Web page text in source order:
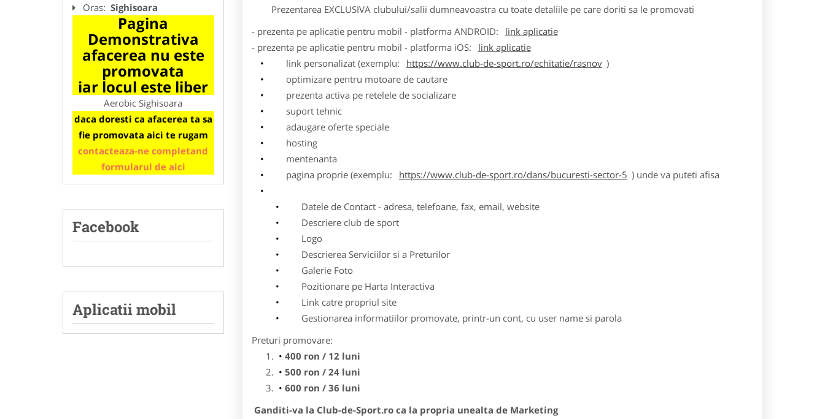
Oras: Sighisoara
Pagina
Demonstrativa
afacerea nu este
promovata
iar locul este liber
Aerobic Sighisoara
daca doresti ca afacerea ta sa
fie promovata aici te rugam
contacteaza-ne completand
formularul de aici
Facebook
Aplicatii mobil
Prezentarea EXCLUSIVA clubului/salii dumneavoastra cu toate detaliile pe care doriti sa le promovati
- prezenta pe aplicatie pentru mobil - platforma ANDROID:
link aplicatie
- prezenta pe aplicatie pentru mobil - platforma iOS:
link aplicatie
link personalizat (exemplu:
https://www.club-de-sport.ro/echitatie/rasnov )
optimizare pentru motoare de cautare
prezenta activa pe retelele de socializare
suport tehnic
adaugare oferte speciale
hosting
mentenanta
pagina proprie (exemplu:
https://www.club-de-sport.ro/dans/bucuresti-sector-5 ) unde va puteti afisa
Datele de Contact - adresa, telefoane, fax, email, website
Descriere club de sport
Logo
Descrierea Serviciilor si a Preturilor
Galerie Foto
Pozitionare pe Harta Interactiva
Link catre propriul site
Gestionarea informatiilor promovate, printr-un cont, cu user name si parola
Preturi promovare:
400 ron / 12 luni
500 ron / 24 luni
600 ron / 36 luni
Ganditi-va la Club-de-Sport.ro ca la propria unealta de Marketing